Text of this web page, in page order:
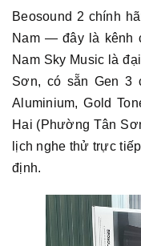
Beosound 2 chính
Nam — đây là kênh
Nam Sky Music là
Sơn, có sẵn Gen 3
Aluminium, Gold
Hai (Phường Tân
lịch nghe thử trực
định.